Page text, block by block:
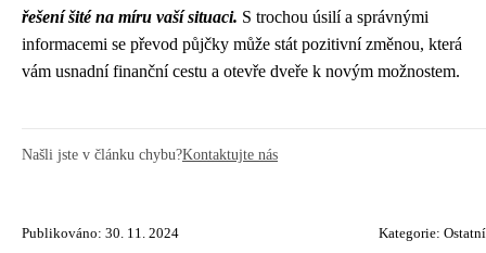
řešení šité na míru vaší situaci. S trochou úsilí a správnými
informacemi se převod půjčky může stát pozitivní změnou, která
vám usnadní finanční cestu a otevře dveře k novým možnostem.
Našli jste v článku chybu?Kontaktujte nás
Publikováno: 30. 11. 2024 Kategorie: Ostatní